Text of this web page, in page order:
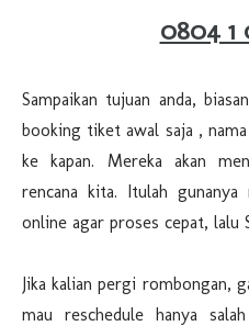
0804 1
Sampaikan tujuan anda,
booking tiket awal saja ,
ke kapan. Mereka akan
rencana kita. Itulah
online agar proses cepat, lalu
Jika kalian pergi rombongan,
mau reschedule hanya